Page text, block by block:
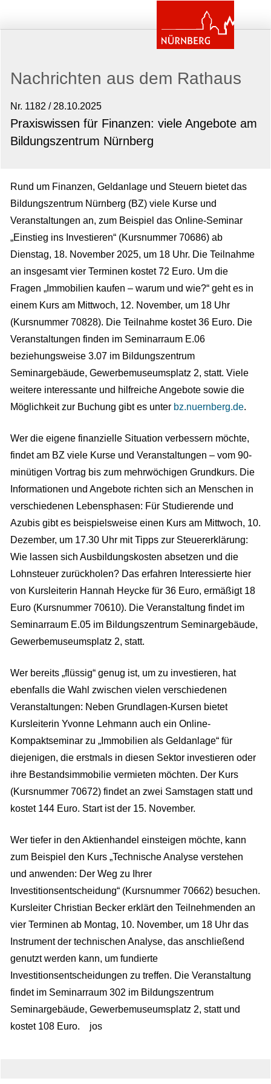
Nachrichten aus dem Rathaus
Nr. 1182 / 28.10.2025
Praxiswissen für Finanzen: viele Angebote am
Bildungszentrum Nürnberg
Rund um Finanzen, Geldanlage und Steuern bietet das
Bildungszentrum Nürnberg (BZ) viele Kurse und
Veranstaltungen an, zum Beispiel das Online-Seminar
„Einstieg ins Investieren“ (Kursnummer 70686) ab
Dienstag, 18. November 2025, um 18 Uhr. Die Teilnahme
an insgesamt vier Terminen kostet 72 Euro. Um die
Fragen „Immobilien kaufen – warum und wie?“ geht es in
einem Kurs am Mittwoch, 12. November, um 18 Uhr
(Kursnummer 70828). Die Teilnahme kostet 36 Euro. Die
Veranstaltungen finden im Seminarraum E.06
beziehungsweise 3.07 im Bildungszentrum
Seminargebäude, Gewerbemuseumsplatz 2, statt. Viele
weitere interessante und hilfreiche Angebote sowie die
Möglichkeit zur Buchung gibt es unter bz.nuernberg.de.
Wer die eigene finanzielle Situation verbessern möchte,
findet am BZ viele Kurse und Veranstaltungen – vom 90-
minütigen Vortrag bis zum mehrwöchigen Grundkurs. Die
Informationen und Angebote richten sich an Menschen in
verschiedenen Lebensphasen: Für Studierende und
Azubis gibt es beispielsweise einen Kurs am Mittwoch, 10.
Dezember, um 17.30 Uhr mit Tipps zur Steuererklärung:
Wie lassen sich Ausbildungskosten absetzen und die
Lohnsteuer zurückholen? Das erfahren Interessierte hier
von Kursleiterin Hannah Heycke für 36 Euro, ermäßigt 18
Euro (Kursnummer 70610). Die Veranstaltung findet im
Seminarraum E.05 im Bildungszentrum Seminargebäude,
Gewerbemuseumsplatz 2, statt.
Wer bereits „flüssig“ genug ist, um zu investieren, hat
ebenfalls die Wahl zwischen vielen verschiedenen
Veranstaltungen: Neben Grundlagen-Kursen bietet
Kursleiterin Yvonne Lehmann auch ein Online-
Kompaktseminar zu „Immobilien als Geldanlage“ für
diejenigen, die erstmals in diesen Sektor investieren oder
ihre Bestandsimmobilie vermieten möchten. Der Kurs
(Kursnummer 70672) findet an zwei Samstagen statt und
kostet 144 Euro. Start ist der 15. November.
Wer tiefer in den Aktienhandel einsteigen möchte, kann
zum Beispiel den Kurs „Technische Analyse verstehen
und anwenden: Der Weg zu Ihrer
Investitionsentscheidung“ (Kursnummer 70662) besuchen.
Kursleiter Christian Becker erklärt den Teilnehmenden an
vier Terminen ab Montag, 10. November, um 18 Uhr das
Instrument der technischen Analyse, das anschließend
genutzt werden kann, um fundierte
Investitionsentscheidungen zu treffen. Die Veranstaltung
findet im Seminarraum 302 im Bildungszentrum
Seminargebäude, Gewerbemuseumsplatz 2, statt und
kostet 108 Euro.
jos